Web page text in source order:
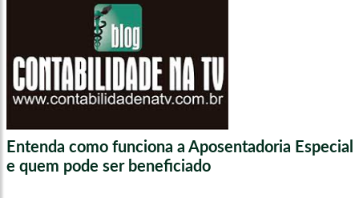
Entenda como funciona a Aposentadoria Especial
e quem pode ser beneficiado